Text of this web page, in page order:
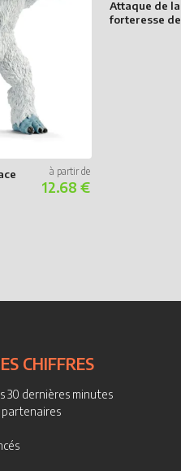
12.68 €
Attaque de la
forteresse de
CHIFFRES
30 dernières minutes
partenaires